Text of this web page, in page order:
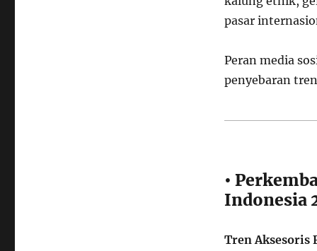
pasar
Peran media
penyebaran
•
Indonesia
Tren Aksesoris